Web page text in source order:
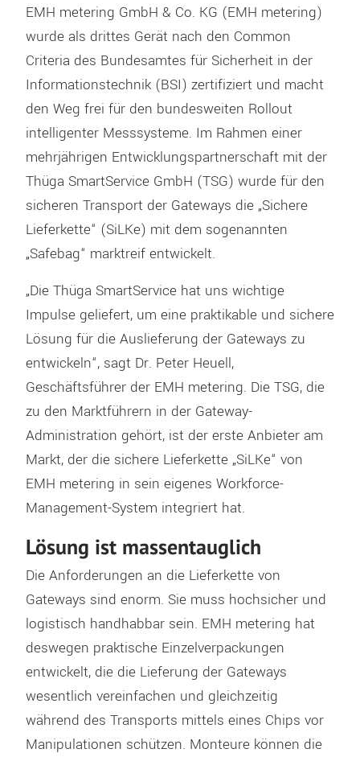
EMH metering GmbH & Co. KG (EMH metering)
wurde als drittes Gerät nach den Common
Criteria des Bundesamtes für Sicherheit in der
Informationstechnik (BSI) zertifiziert und macht
den Weg frei für den bundesweiten Rollout
intelligenter Messsysteme. Im Rahmen einer
mehrjährigen Entwicklungspartnerschaft mit der
Thüga SmartService GmbH (TSG) wurde für den
sicheren Transport der Gateways die „Sichere
Lieferkette“ (SiLKe) mit dem sogenannten
„Safebag“ marktreif entwickelt.
„Die Thüga SmartService hat uns wichtige
Impulse geliefert, um eine praktikable und sichere
Lösung für die Auslieferung der Gateways zu
entwickeln“, sagt Dr. Peter Heuell,
Geschäftsführer der EMH metering. Die TSG, die
zu den Marktführern in der Gateway-
Administration gehört, ist der erste Anbieter am
Markt, der die sichere Lieferkette „SiLKe“ von
EMH metering in sein eigenes Workforce-
Management-System integriert hat.
Lösung ist massentauglich
Die Anforderungen an die Lieferkette von
Gateways sind enorm. Sie muss hochsicher und
logistisch handhabbar sein. EMH metering hat
deswegen praktische Einzelverpackungen
entwickelt, die die Lieferung der Gateways
wesentlich vereinfachen und gleichzeitig
während des Transports mittels eines Chips vor
Manipulationen schützen. Monteure können die